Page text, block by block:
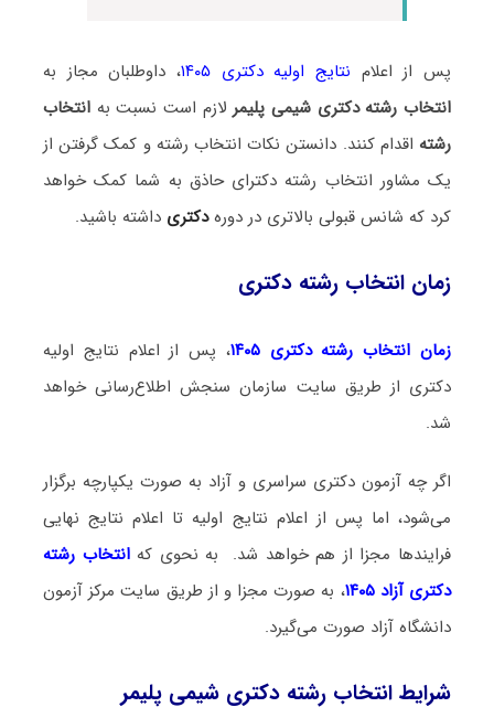
پس از اعلام نتایج اولیه دکتری ۱۴۰۵
، داوطلبان مجاز به
انتخاب رشته دکتری شیمی پلیمرلازم است نسبت بهانتخاب
رشته اقدام کنند. دانستن نکات انتخاب رشته و کمک گرفتن از
یک مشاور انتخاب رشته دکترای حاذق به شما کمک خواهد
کرد که شانس قبولی بالاتری در دورهدکتری داشته باشید.
زمان انتخاب رشته دکتری
زمان انتخاب رشته دکتری ۱۴۰۵
، پس از اعلام نتایج اولیه
دکتری از طریق سایت سازمان سنجش اطلاع‌رسانی خواهد
شد.
اگر چه آزمون دکتری سراسری و آزاد به صورت یکپارچه برگزار
می‌شود، اما پس از اعلام نتایج اولیه تا اعلام نتایج نهایی
فرایندها مجزا از هم خواهد شد. به نحوی که انتخاب رشته
دکتری آزاد ۱۴۰۵
، به صورت مجزا و از طریق سایت مرکز آزمون
دانشگاه آزاد صورت می‌گیرد.
شرایط انتخاب رشته دکتری شیمی پلیمر